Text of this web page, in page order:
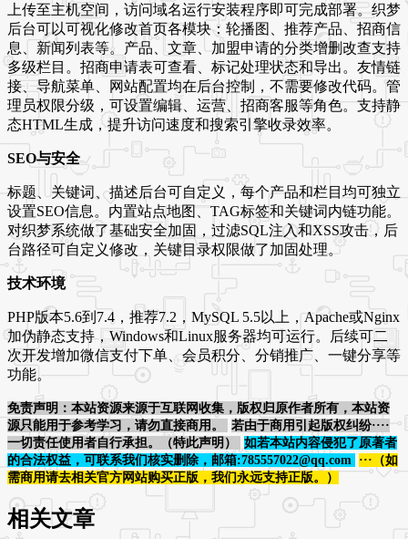
上传至主机空间，访问域名运行安装程序即可完成部署。织梦
后台可以可视化修改首页各模块：轮播图、推荐产品、招商信
息、新闻列表等。产品、文章、加盟申请的分类增删改查支持
多级栏目。招商申请表可查看、标记处理状态和导出。友情链
接、导航菜单、网站配置均在后台控制，不需要修改代码。管
理员权限分级，可设置编辑、运营、招商客服等角色。支持静
态HTML生成，提升访问速度和搜索引擎收录效率。
SEO与安全
标题、关键词、描述后台可自定义，每个产品和栏目均可独立
设置SEO信息。内置站点地图、TAG标签和关键词内链功能。
对织梦系统做了基础安全加固，过滤SQL注入和XSS攻击，后
台路径可自定义修改，关键目录权限做了加固处理。
技术环境
PHP版本5.6到7.4，推荐7.2，MySQL 5.5以上，Apache或Nginx
加伪静态支持，Windows和Linux服务器均可运行。后续可二
次开发增加微信支付下单、会员积分、分销推广、一键分享等
功能。
免责声明：本站资源来源于互联网收集，版权归原作者所有，本站资
源只能用于参考学习，请勿直接商用。
若由于商用引起版权纠纷····
一切责任使用者自行承担。（特此声明）
如若本站内容侵犯了原著者
的合法权益，可联系我们核实删除，邮箱:785557022@qq.com
···（如
需商用请去相关官方网站购买正版，我们永远支持正版。）
相关文章